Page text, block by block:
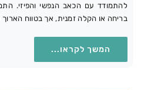
להתמודד עם הכאב הנפשי והפיזי.
בריחה או הקלה זמנית, אך בטווח
המשך לקראו...